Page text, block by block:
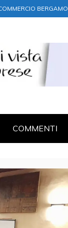
BERGAMO
COMMENTI